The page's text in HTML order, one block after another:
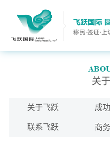
关
关于飞跃 成
联系飞跃 商